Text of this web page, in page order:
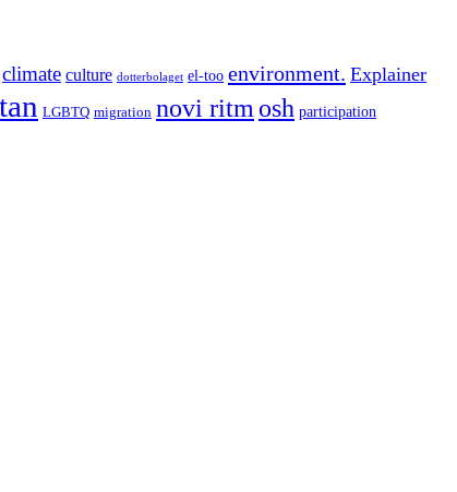
climate culture dotterbolaget el-too environment. Explainer
LGBTQ migration novi ritm osh participation